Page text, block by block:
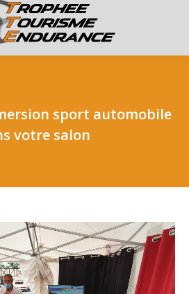
sport automobile
votre salon